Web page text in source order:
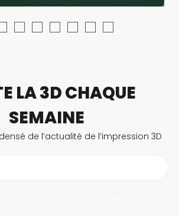
LA 3D CHAQUE
SEMAINE
de l’actualité de l’impression 3D